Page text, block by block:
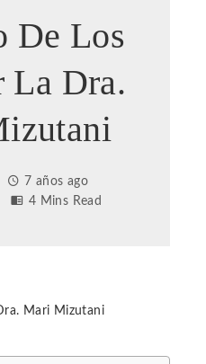
De Los
La Dra.
7 años ago
4 Mins Read
Mari Mizutani